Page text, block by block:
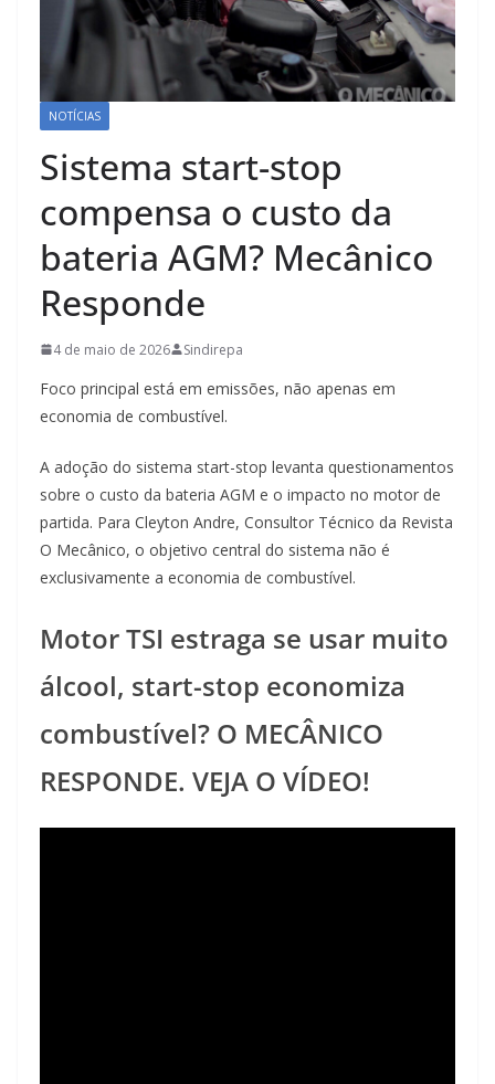
NOTÍCIAS
Sistema start-stop
compensa o custo da
bateria AGM? Mecânico
Responde
4 de maio de 2026 Sindirepa
Foco principal está em emissões, não apenas em
economia de combustível.
A adoção do sistema start-stop levanta questionamentos
sobre o custo da bateria AGM e o impacto no motor de
partida. Para Cleyton Andre, Consultor Técnico da Revista
O Mecânico, o objetivo central do sistema não é
exclusivamente a economia de combustível.
Motor TSI estraga se usar muito
álcool, start-stop economiza
combustível? O MECÂNICO
RESPONDE. VEJA O VÍDEO!